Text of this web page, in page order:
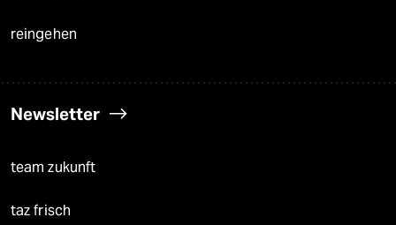
reingehen
Newsletter
team zukunft
taz frisch